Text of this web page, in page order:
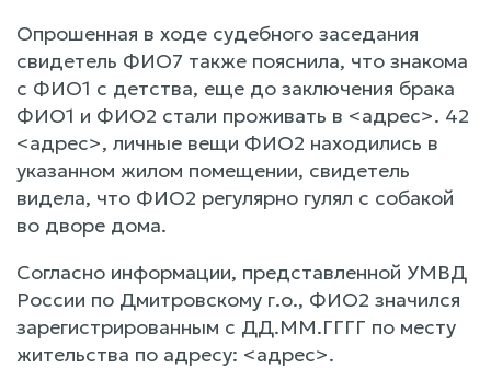
Опрошенная в ходе судебного заседания
свидетель ФИО7 также пояснила, что знакома
с ФИО1 с детства, еще до заключения брака
ФИО1 и ФИО2 стали проживать в <адрес>. 42
<адрес>, личные вещи ФИО2 находились в
указанном жилом помещении, свидетель
видела, что ФИО2 регулярно гулял с собакой
во дворе дома.
Согласно информации, представленной УМВД
России по Дмитровскому г.о., ФИО2 значился
зарегистрированным с ДД.ММ.ГГГГ по месту
жительства по адресу: <адрес>.